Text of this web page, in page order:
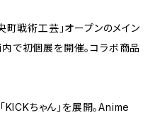
戦術工芸」オープンのメイン
で初個展を開催。コラボ商品
ちゃん」を展開。Anime